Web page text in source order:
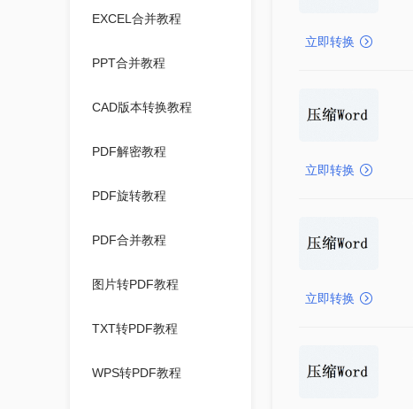
EXCEL合并教程
PPT合并教程
CAD版本转换教程
PDF解密教程
PDF旋转教程
PDF合并教程
图片转PDF教程
TXT转PDF教程
WPS转PDF教程
立即转换
立即转换
立即转换